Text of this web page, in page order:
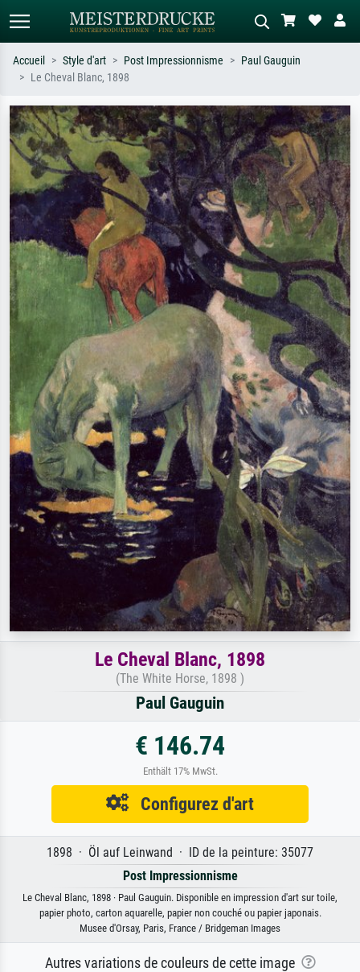
Recherchez par artiste, titre ou style –
ex. Monet, Nuit étoilée,
impressionnisme, vague de Hokusai,
nu.
Décrivez la scène – ex. prairie verte,
abstrait avec beaucoup de rouge,
tableau sombre, nu debout près d'un
arbre.
Accueil Style d'art Post Impressionnisme
Paul Gauguin
Le Cheval Blanc, 1898
Le Cheval Blanc, 1898
(The White Horse, 1898 )
Paul Gauguin
€ 146.74
Enthält 17% MwSt.
Configurez d'art
1898 · Öl auf Leinwand · ID de la peinture: 35077
Post Impressionnisme
Le Cheval Blanc, 1898 · Paul Gauguin. Disponible en impression d'art sur toile,
papier photo, carton aquarelle, papier non couché ou papier japonais.
Musee d'Orsay, Paris, France / Bridgeman Images
Autres variations de couleurs de cette image